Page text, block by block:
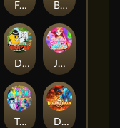
Forest Fortune Buffalo Stack'n'Sync
Drop'em Jelly Slice
Twisted Lab Dragon’s Domain